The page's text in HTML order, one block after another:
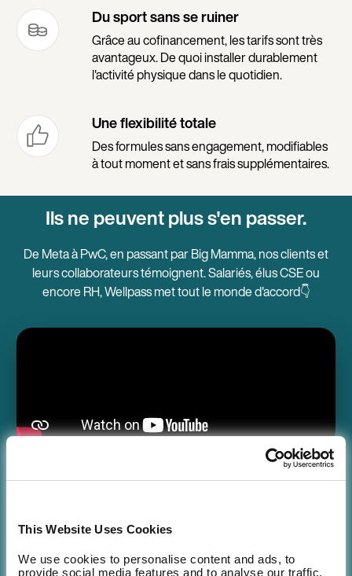
This Website Uses Cookies
We use cookies to personalise content and ads, to
provide social media features and to analyse our traffic.
Du sport sans se ruiner
Grâce au cofinancement, les tarifs sont très
avantageux. De quoi installer durablement
l'activité physique dans le quotidien.
Une flexibilité totale
Des formules sans engagement, modifiables
à tout moment et sans frais supplémentaires.
Ils ne peuvent plus s'en passer.
De Meta à PwC, en passant par Big Mamma, nos clients et
leurs collaborateurs témoignent. Salariés, élus CSE ou
encore RH, Wellpass met tout le monde d'accord👇
La solution a été très simple à mettre en
place et demande peu de gestion. Nous